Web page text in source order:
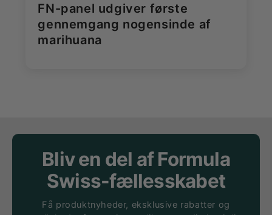
FN-panel udgiver første
gennemgang nogensinde af
marihuana
Bliv en del af Formula
Swiss-fællesskabet
Få produktnyheder, eksklusive rabatter og